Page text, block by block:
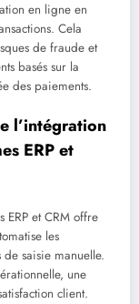
en ligne en
Cela
de fraude et
basés sur la
des paiements.
l’intégration
ERP et
ERP et CRM offre
les
saisie manuelle.
une
client.